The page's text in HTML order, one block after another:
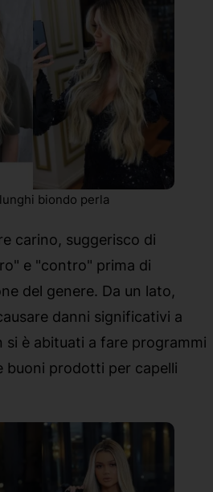
biondo perla
carino, suggerisco di
e "contro" prima di
del genere. Da un lato,
danni significativi a
si è abituati a fare programmi
buoni prodotti per capelli